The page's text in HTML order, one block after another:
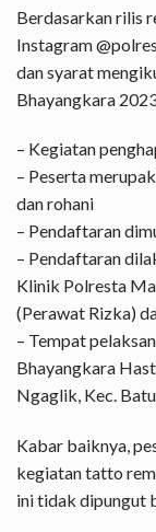
Berdasarkan rilis
Instagram
dan syarat
Bhayangkara
– Kegiatan
– Peserta
dan rohani
– Pendaftaran
– Pendaftaran
Klinik Polresta
(Perawat Rizka)
– Tempat
Bhayangkara
Ngaglik, Kec.
Kabar baiknya,
kegiatan tatto
ini tidak dipungut